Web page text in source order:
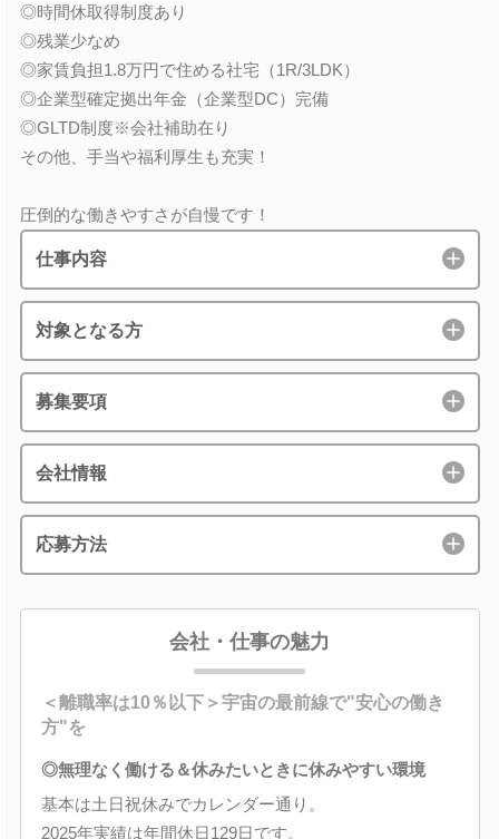
◎時間休取得制度あり
◎残業少なめ
◎家賃負担1.8万円で住める社宅（1R/3LDK）
◎企業型確定拠出年金（企業型DC）完備
◎GLTD制度※会社補助在り
その他、手当や福利厚生も充実！
圧倒的な働きやすさが自慢です！
仕事内容
対象となる方
募集要項
会社情報
応募方法
会社・仕事の魅力
＜離職率は10％以下＞宇宙の最前線で"安心の働き
方"を
◎無理なく働ける＆休みたいときに休みやすい環境
基本は土日祝休みでカレンダー通り。
2025年実績は年間休日129日です。